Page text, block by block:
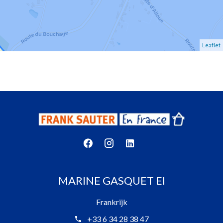
Leaflet
MARINE GASQUET EI
Frankrijk
+33 6 34 28 38 47